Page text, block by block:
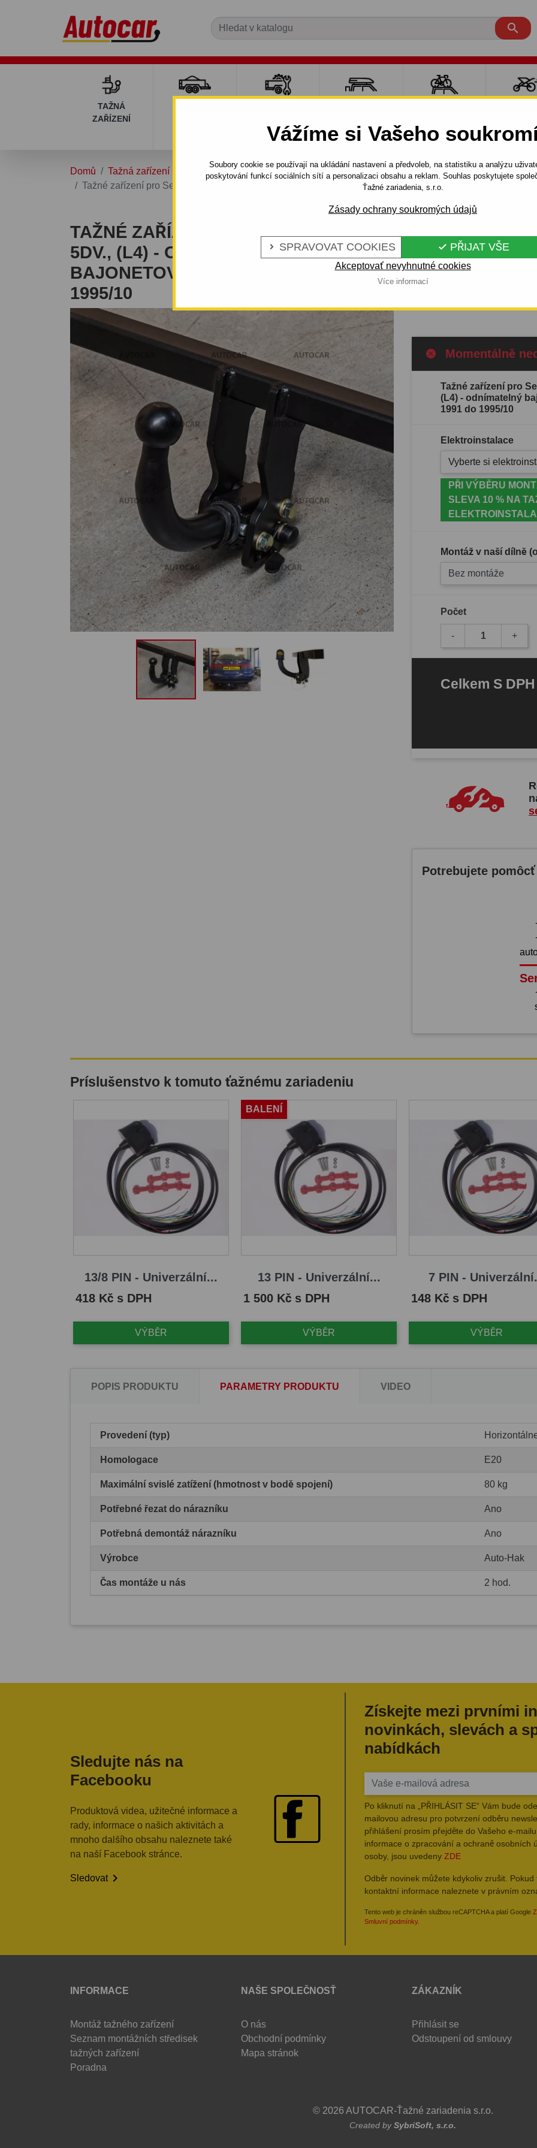
Vážíme si Vašeho
Soubory cookie se používají na ukládání nastavení a předvoleb, na statistiku a analýzu
poskytování funkcí sociálních sítí a personalizaci obsahu a reklam. Souhlas poskytujete
Ťažné zariadenia, s.r.o.
Zásady ochrany soukromých údajů
 SPRAVOVAT COOKIES  PŘIJAT VŠE
Akceptovať nevyhnutné cookies
Více informací

TAŽNÁ
ZAŘÍZENÍ
VOZÍKY
Domů Tažná zařízení TOLEDO 5 dv.
1991 - 1995
Tažné zařízení pro Seat TOLEDO - 5dv., (L4) - odnímatelný bajonetový systém - od 1991 do 1995/10
TAŽNÉ ZAŘÍZENÍ PRO SEAT TOLEDO -
5DV., (L4) - ODNÍMATELNÝ
BAJONETOVÝ SYSTÉM - OD 1991 DO
1995/10
Tažné zařízení s
- typ: TOLEDO, typ
1991 do 1995/10.
Momentálně
Tažné zařízení pro
(L4) - odnímatelný
1991 do 1995/10
Elektroinstalace
Vyberte si
PŘI VÝBĚRU
SLEVA 10 % NA
Montáž v naší dílně
Bez montáže
Počet
- +
Celkem S
Potrebujete
Príslušenstvo k tomuto ťažnému zariadeniu
13/8 PIN - Univerzální...
Cena
418 Kč s DPH
VÝBĚR
13 PIN - Univerzální...
Cena
1 500 Kč s DPH
VÝBĚR
BALENÍ
7 PIN -
Cena
148 Kč s DPH
VÝBĚR
POPIS PRODUKTU PARAMETRY PRODUKTU VIDEO
Provedení (typ)
Homologace E20
Maximální svislé zatížení (hmotnost v bodě spojení) 80 kg
Potřebné řezat do nárazníku Ano
Potřebná demontáž nárazníku Ano
Výrobce Auto-Hak
Čas montáže u nás 2 hod.
Sledujte nás na
Facebooku
Produktová videa, užitečné informace a
rady, informace o našich aktivitách a
mnoho dalšího obsahu naleznete také
na naší Facebook stránce.
Sledovat
Získejte mezi prvními
novinkách, slevách a
nabídkách
Po kliknutí na „PŘIHLÁSIT SE“ Vám bude
mailovou adresu pro potvrzení odběru
přihlášení prosím přejděte do Vašeho e-
informace o zpracování a ochraně osobních
osoby, jsou uvedeny ZDE
Odběr novinek můžete kdykoliv zrušit.
kontaktní informace naleznete v právním
Tento web je chráněn službou reCAPTCHA a platí Google
Smluvní podmínky.
INFORMACE
Montáž tažného zařízení
Seznam montážních středisek
tažných zařízení
Poradna
NAŠE SPOLEČNOSŤ
O nás
Obchodní podmínky
Mapa stránok
ZÁKAZNÍK
Přihlásit se
Odstoupení od smlouvy
© 2026 AUTOCAR-Ťažné zariadenia s.r.o.
Created bySybriSoft, s.r.o.